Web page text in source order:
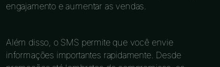
engajamento e aumentar as vendas.
Além disso, o SMS permite que você envie
informações importantes rapidamente. Desde